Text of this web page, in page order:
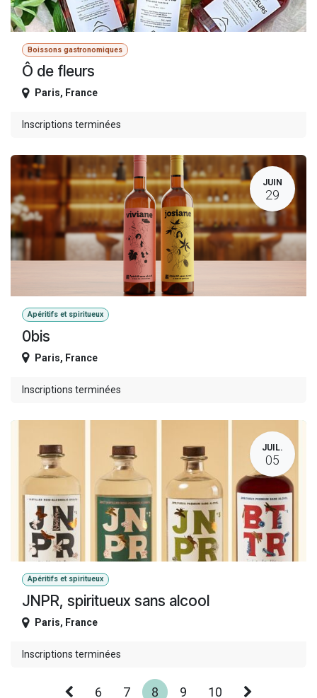
Boissons gastronomiques
Ô de fleurs
Paris, France
Inscriptions terminées
JUIN
29
Apéritifs et spiritueux
0bis
Paris, France
Inscriptions terminées
JUIL.
05
Apéritifs et spiritueux
JNPR, spiritueux sans alcool
Paris, France
Inscriptions terminées
6 7 8 9 10